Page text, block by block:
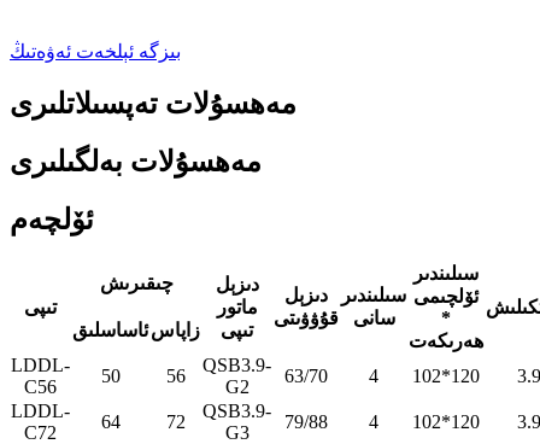
بىزگە ئېلخەت ئەۋەتىڭ
مەھسۇلات تەپسىلاتلىرى
مەھسۇلات بەلگىلىرى
ئۆلچەم
تىپى
چىقىرىش
دىزېل
ماتور
تىپى
دىزېل
قۇۋۋىتى
سىلىندىر
سانى
سىلىندىر
ئۆلچىمى
*
ھەرىكەت
ئاساسلىقزاپاس
LDDL-
C56
50 56
QSB3.9-
G2
63/70 4 102*120
3.9
LDDL-
C72
64 72
QSB3.9-
G3
79/88 4 102*120
3.9